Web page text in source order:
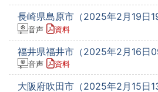
長崎県島原市（2025年2月19日
音声 資料
福井県福井市（2025年2月16日
音声 資料
大阪府吹田市（2025年2月15日